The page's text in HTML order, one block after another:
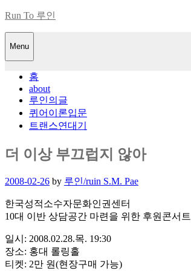
Skip
content
Run To 루인
Menu
홈
about
루인의글
퀴어이론입문
트랜스연대기
더 이상 부끄럽지 않아
Posted
2008-02-26 by 루인/ruin S.M. Pae
한국성적소수자문화인권센터
10대 이반 상담공간 마련을 위한 후원콘서트
일시: 2008.02.28.목. 19:30
장소: 홍대 롤링홀
티켓: 2만 원(현장구매 가능)